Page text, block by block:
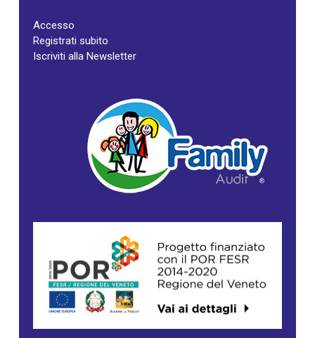
Accesso
Registrati subito
Iscriviti alla Newsletter